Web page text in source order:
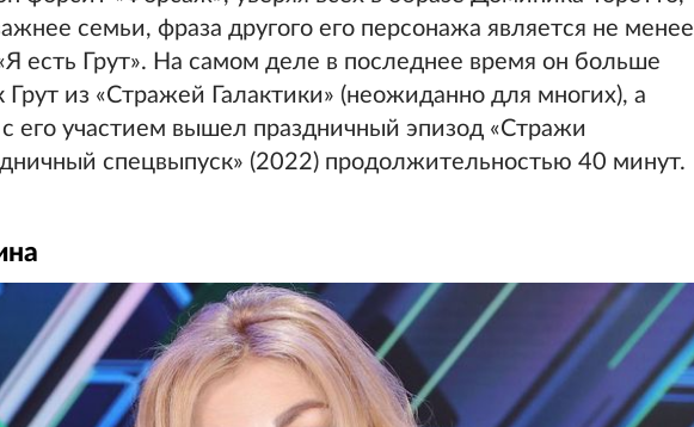
семьи, фраза другого его персонажа является не менее
есть Грут». На самом деле в последнее время он больше
Грут из «Стражей Галактики» (неожиданно для многих), а
его участием вышел праздничный эпизод «Стражи
спецвыпуск» (2022) продолжительностью 40 минут.